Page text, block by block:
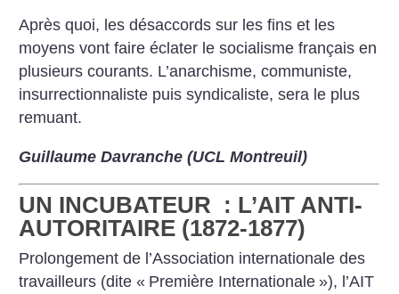
Après quoi, les désaccords sur les fins et les
moyens vont faire éclater le socialisme français en
plusieurs courants. L’anarchisme, communiste,
insurrectionnaliste puis syndicaliste, sera le plus
remuant.
Guillaume Davranche (UCL Montreuil)
UN INCUBATEUR : L’AIT ANTI-
AUTORITAIRE (1872-1877)
Prolongement de l’Association internationale des
travailleurs (dite « Première Internationale »), l’AIT